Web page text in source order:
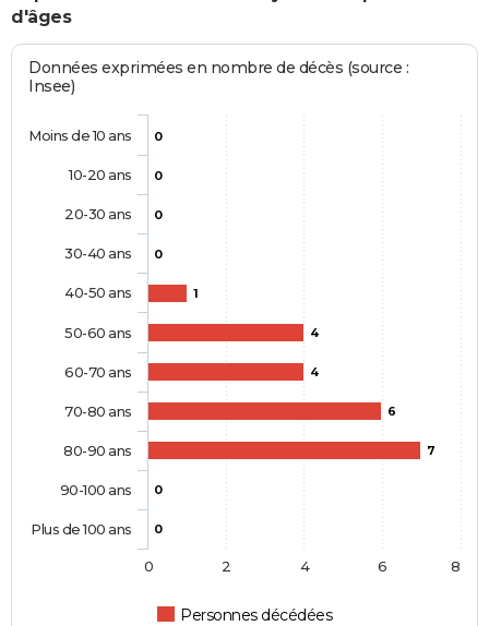
d'âges
Données exprimées en nombre de décès (source :
Insee)
0
0
0
0
1
4
4
6
7
0
0
Personnes décédées
Moins de 10 ans
10-20 ans
20-30 ans
30-40 ans
40-50 ans
50-60 ans
60-70 ans
70-80 ans
80-90 ans
90-100 ans
Plus de 100 ans
0 2 4 6 8